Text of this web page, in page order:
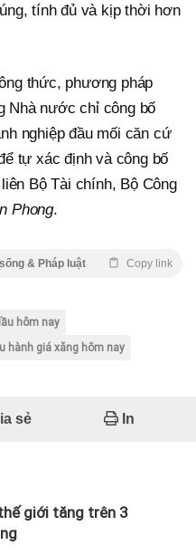
tính đủ và kịp thời hơn
thức, phương pháp
Nhà nước chỉ công bố
nghiệp đầu mối căn cứ
tự xác định và công bố
Bộ Tài chính, Bộ Công
Phong.
& Pháp luật Copy link
hôm nay
hành giá xăng hôm nay
sẻ In
giới tăng trên 3